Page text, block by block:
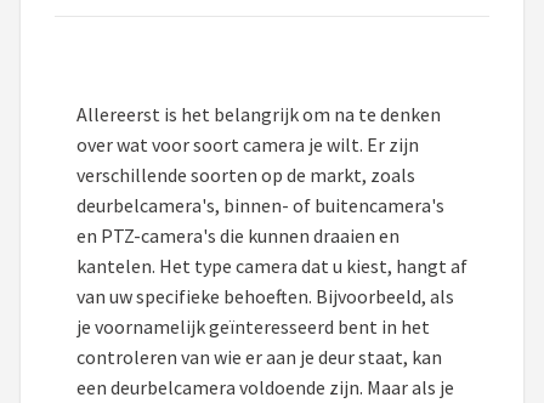
Reolink
Hikvision
TP-Link
Foscam
Teceye
Smartwares
Allereerst is het belangrijk om na te denken
over wat voor soort camera je wilt. Er zijn
verschillende soorten op de markt, zoals
deurbelcamera's, binnen- of buitencamera's
en PTZ-camera's die kunnen draaien en
kantelen. Het type camera dat u kiest, hangt af
van uw specifieke behoeften. Bijvoorbeeld, als
je voornamelijk geïnteresseerd bent in het
controleren van wie er aan je deur staat, kan
een deurbelcamera voldoende zijn. Maar als je